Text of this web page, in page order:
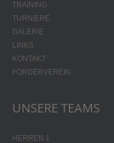
TRAINING
TURNIERE
GALERIE
LINKS
KONTAKT
FÖRDERVEREIN
UNSERE TEAMS
HERREN 1